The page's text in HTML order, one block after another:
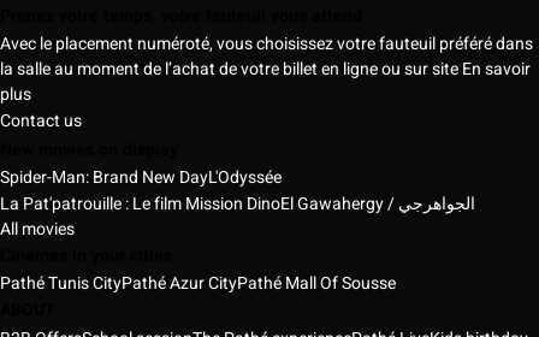
Avec le placement numéroté, vous choisissez votre fauteuil préféré dans
la salle au moment de l’achat de votre billet en ligne ou sur siteEn savoir
plus
Contact us
Spider-Man: Brand New DayL'Odyssée
La Pat'patrouille : Le film Mission Dino
El Gawahergy / الجواهرجي
All movies
Pathé Tunis CityPathé Azur CityPathé Mall Of Sousse